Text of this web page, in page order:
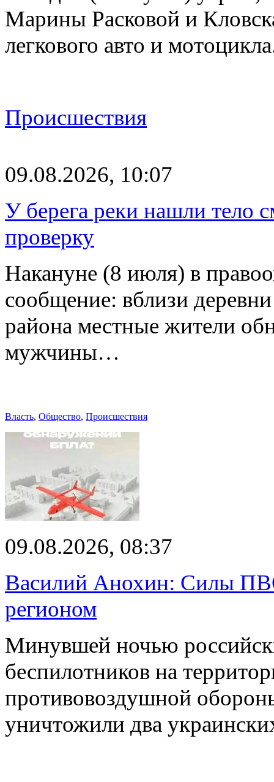
Марины Расковой и
легкового авто и
Происшествия
09.08.2026, 10:07
У берега реки нашли тело
проверку
Накануне (8 июля) в
сообщение: вблизи
района местные жители
мужчины…
Власть, Общество, Происшествия
09.08.2026, 08:37
Василий Анохин: Силы
регионом
Минувшей ночью
беспилотников на
противовоздушной
уничтожили два